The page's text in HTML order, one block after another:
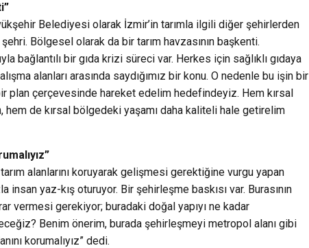
Belediyesi olarak İzmir’in tarımla ilgili diğer şehirlerden
Bölgesel olarak da bir tarım havzasının başkenti.
bağlantılı bir gıda krizi süreci var. Herkes için sağlıklı gıdaya
alanları arasında saydığımız bir konu. O nedenle bu işin bir
plan çerçevesinde hareket edelim hedefindeyiz. Hem kırsal
hem de kırsal bölgedeki yaşamı daha kaliteli hale getirelim
alanlarını koruyarak gelişmesi gerektiğine vurgu yapan
yaz-kış oturuyor. Bir şehirleşme baskısı var. Burasının
vermesi gerekiyor; buradaki doğal yapıyı ne kadar
Benim önerim, burada şehirleşmeyi metropol alanı gibi
korumalıyız” dedi.